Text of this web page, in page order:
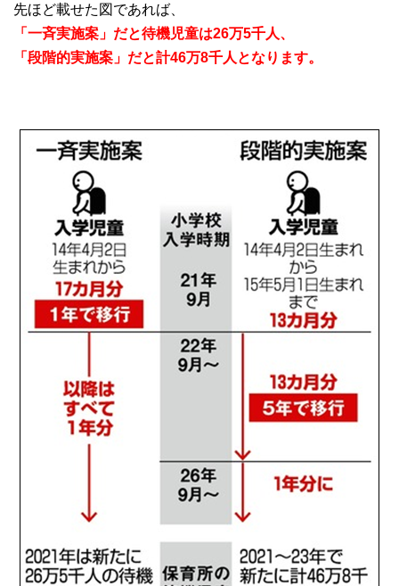
先ほど載せた図であれば、
「一斉実施案」だと待機児童は26万5千人、
「段階的実施案」だと計46万8千人となります。